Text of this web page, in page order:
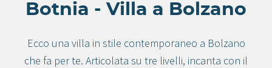
Botnia - Villa a Bolzano
Ecco una villa in stile contemporaneo a Bolzano
che fa per te. Articolata su tre livelli, incanta con il